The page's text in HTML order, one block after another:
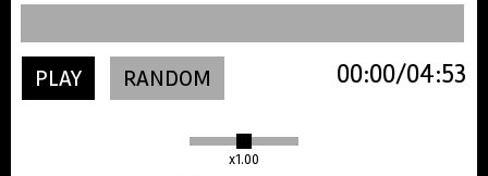
PLAY RANDOM
x1.00
04:53
00:00